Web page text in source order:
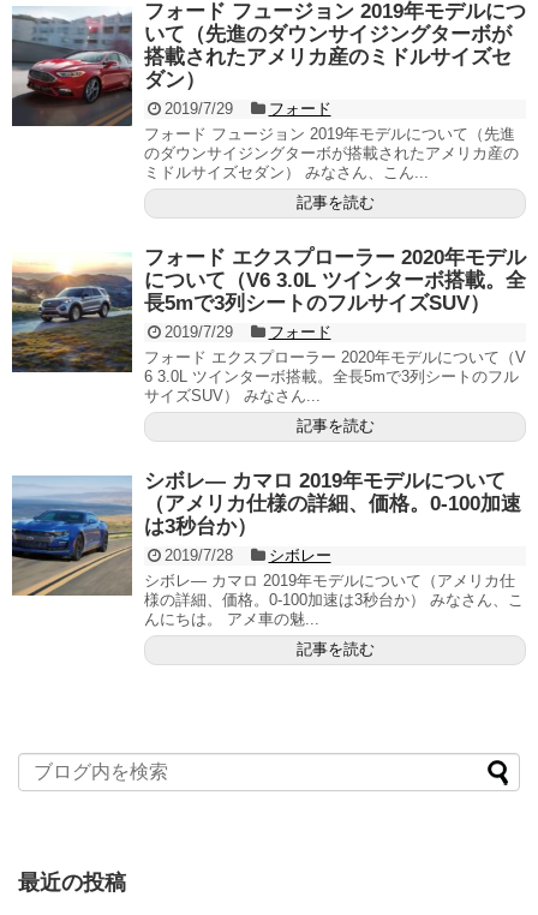
フォード フュージョン 2019年モデルにつ
いて（先進のダウンサイジングターボが
搭載されたアメリカ産のミドルサイズセ
ダン）
2019/7/29
フォード
フォード フュージョン 2019年モデルについて（先進
のダウンサイジングターボが搭載されたアメリカ産の
ミドルサイズセダン） みなさん、こん...
記事を読む
フォード エクスプローラー 2020年モデル
について（V6 3.0L ツインターボ搭載。全
長5mで3列シートのフルサイズSUV）
2019/7/29
フォード
フォード エクスプローラー 2020年モデルについて（V
6 3.0L ツインターボ搭載。全長5mで3列シートのフル
サイズSUV） みなさん...
記事を読む
シボレ― カマロ 2019年モデルについて
（アメリカ仕様の詳細、価格。0-100加速
は3秒台か）
2019/7/28
シボレー
シボレ― カマロ 2019年モデルについて（アメリカ仕
様の詳細、価格。0-100加速は3秒台か） みなさん、こ
んにちは。 アメ車の魅...
記事を読む
最近の投稿